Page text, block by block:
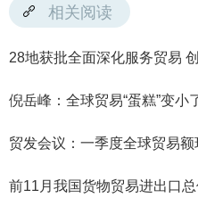
相关阅读
28地获批全面深化服务贸易
倪岳峰：全球贸易“蛋糕”变小
贸发会议：一季度全球贸易
前11月我国货物贸易进出口